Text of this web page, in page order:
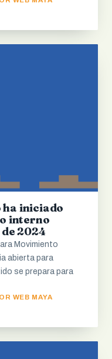
ha iniciado
interno
2024
Movimiento
abierta para
se prepara para
WEB MAYA